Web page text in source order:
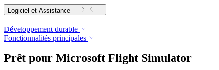
Logiciel et Assistance
Développement durable
Fonctionnalités principales
Prêt pour Microsoft Flight Simulator